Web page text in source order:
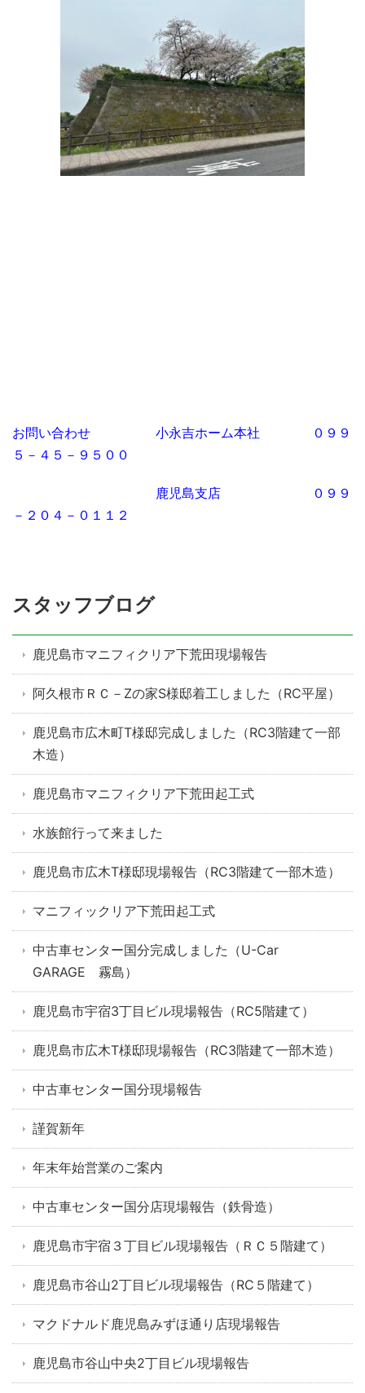
お問い合わせ 小永吉ホーム本社 ０９９
５－４５－９５００
鹿児島支店 ０９９
－２０４－０１１２
スタッフブログ
鹿児島市マニフィクリア下荒田現場報告
阿久根市ＲＣ－Zの家S様邸着工しました（RC平屋）
鹿児島市広木町T様邸完成しました（RC3階建て一部
木造）
鹿児島市マニフィクリア下荒田起工式
水族館行って来ました
鹿児島市広木T様邸現場報告（RC3階建て一部木造）
マニフィックリア下荒田起工式
中古車センター国分完成しました（U-Car
GARAGE 霧島）
鹿児島市宇宿3丁目ビル現場報告（RC5階建て）
鹿児島市広木T様邸現場報告（RC3階建て一部木造）
中古車センター国分現場報告
謹賀新年
年末年始営業のご案内
中古車センター国分店現場報告（鉄骨造）
鹿児島市宇宿３丁目ビル現場報告（ＲＣ５階建て）
鹿児島市谷山2丁目ビル現場報告（RC５階建て）
マクドナルド鹿児島みずほ通り店現場報告
鹿児島市谷山中央2丁目ビル現場報告